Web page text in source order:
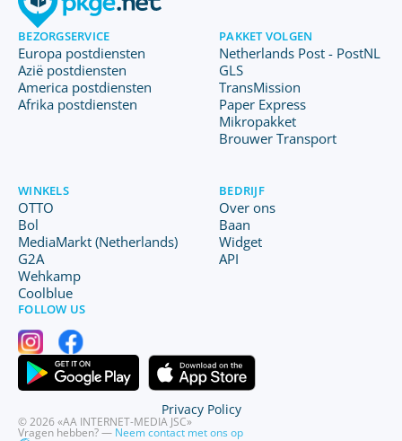
BEZORGSERVICE
Europa postdiensten
Azië postdiensten
America postdiensten
Afrika postdiensten
PAKKET VOLGEN
Netherlands Post - PostNL
GLS
TransMission
Paper Express
Mikropakket
Brouwer Transport
WINKELS
OTTO
Bol
MediaMarkt (Netherlands)
G2A
Wehkamp
Coolblue
BEDRIJF
Over ons
Baan
Widget
API
FOLLOW US
© 2026 «AA INTERNET-MEDIA JSC»
Vragen hebben? — Neem contact met ons op
Privacy Policy